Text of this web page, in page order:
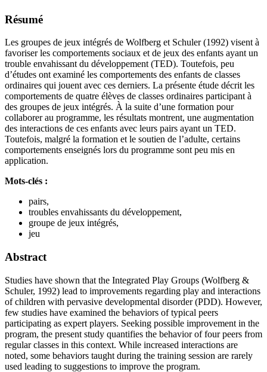
Résumé
Les groupes de jeux intégrés de Wolfberg et Schuler (1992) visent à
favoriser les comportements sociaux et de jeux des enfants ayant un
trouble envahissant du développement (TED). Toutefois, peu
d’études ont examiné les comportements des enfants de classes
ordinaires qui jouent avec ces derniers. La présente étude décrit les
comportements de quatre élèves de classes ordinaires participant à
des groupes de jeux intégrés. À la suite d’une formation pour
collaborer au programme, les résultats montrent, une augmentation
des interactions de ces enfants avec leurs pairs ayant un TED.
Toutefois, malgré la formation et le soutien de l’adulte, certains
comportements enseignés lors du programme sont peu mis en
application.
Mots-clés :
pairs,
troubles envahissants du développement,
groupe de jeux intégrés,
jeu
Abstract
Studies have shown that the Integrated Play Groups (Wolfberg &
Schuler, 1992) lead to improvements regarding play and interactions
of children with pervasive developmental disorder (PDD). However,
few studies have examined the behaviors of typical peers
participating as expert players. Seeking possible improvement in the
program, the present study quantifies the behavior of four peers from
regular classes in this context. While increased interactions are
noted, some behaviors taught during the training session are rarely
used leading to suggestions to improve the program.